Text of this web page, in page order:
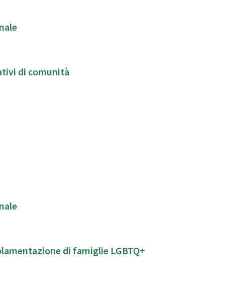
socio-educativi di comunità
di famiglie LGBTQ+